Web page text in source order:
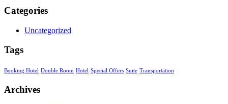
Categories
Uncategorized
Tags
Booking Hotel Double Room Hotel Special Offers Suite Transportation
Archives